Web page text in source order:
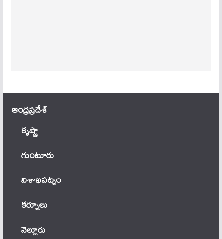
ఆంధ్ర‌ప్ర‌దేశ్
కృష్ణా
గుంటూరు
విశాఖపట్నం
కర్నూలు
నెల్లూరు